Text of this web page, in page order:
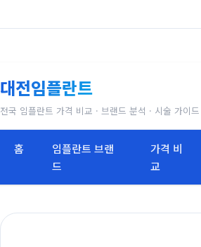
대전임플란트
전국 임플란트 가격 비교 · 브랜드 분석 · 시술 가이드
홈
임플란트 브랜
드
가격 비
교